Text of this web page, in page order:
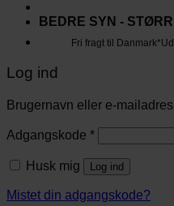
BEDRE SYN -
Fri fragt til Danmark*
Log ind
Brugernavn eller e-
Adgangskode *
Husk mig Log ind
Mistet din adgangskode?